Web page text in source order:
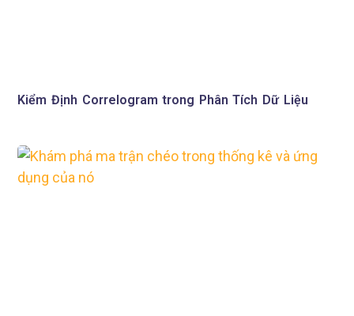
Kiểm Định Correlogram trong Phân Tích Dữ Liệu